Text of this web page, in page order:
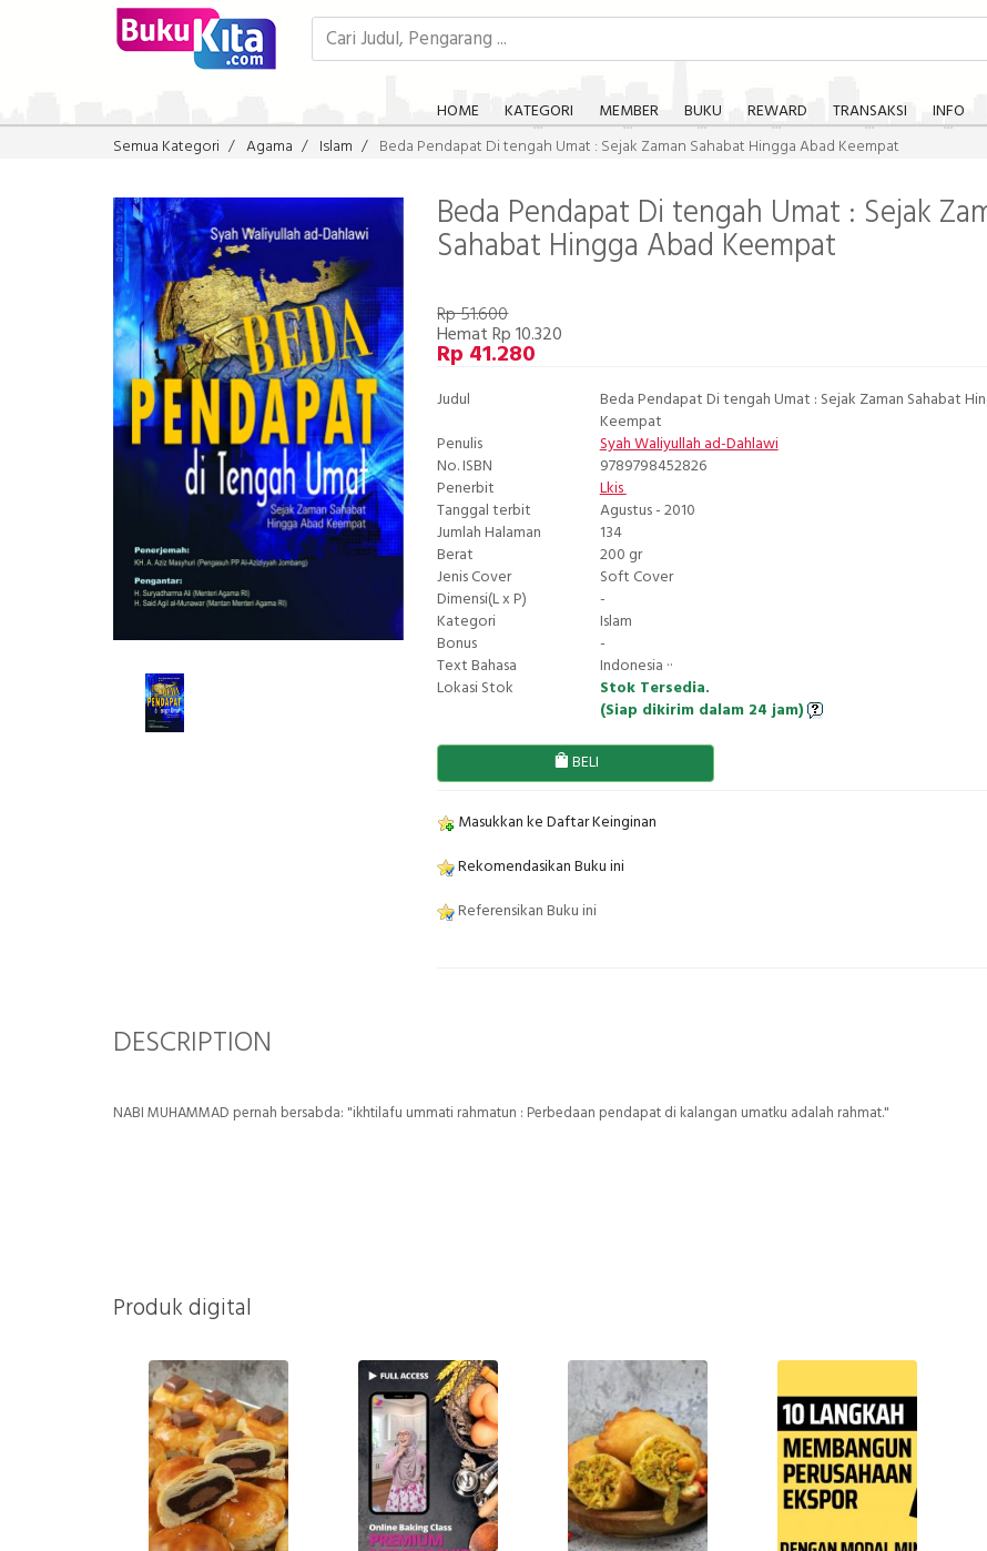
HOME KATEGORI MEMBER BUKU REWARD TRANSAKSI INFO
Semua Kategori
Agama Islam Beda Pendapat Di tengah Umat : Sejak Zaman Sahabat Hingga Abad Keempat
Beda Pendapat Di tengah Umat : Sejak
Sahabat Hingga Abad Keempat
Rp 51.600
Hemat Rp 10.320
Rp 41.280
Judul
Beda Pendapat Di tengah Umat : Sejak Zaman Sahabat
Keempat
Penulis
Syah Waliyullah ad-Dahlawi
No. ISBN
9789798452826
Penerbit
Lkis
Tanggal terbit
Agustus - 2010
Jumlah Halaman
134
Berat
200 gr
Jenis Cover
Soft Cover
Dimensi(L x P)
-
Kategori
Islam
Bonus
-
Text Bahasa
Indonesia ··
Lokasi Stok
Stok Tersedia.
(Siap dikirim dalam 24 jam)
BELI
Masukkan ke Daftar Keinginan
Rekomendasikan Buku ini
Referensikan Buku ini
DESCRIPTION
NABI MUHAMMAD pernah bersabda: "ikhtilafu ummati rahmatun : Perbedaan pendapat di kalangan umatku adalah rahmat."
Produk digital